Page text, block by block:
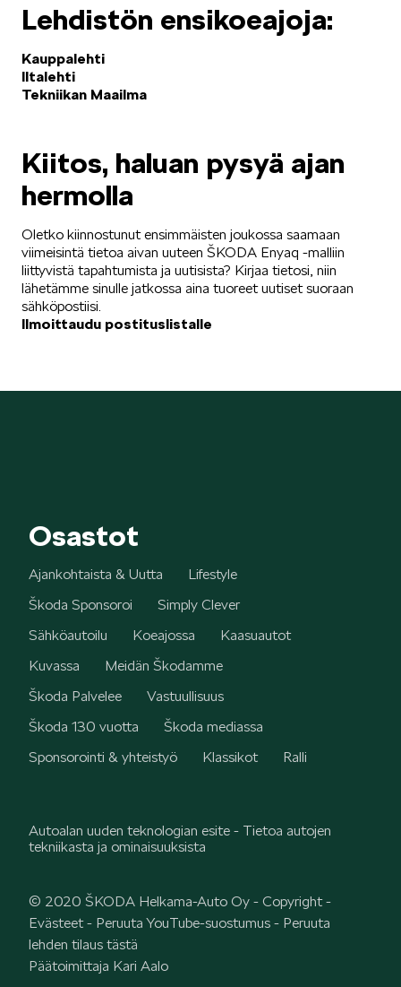
KODIAQ
SUPERB
ENYAQ
Lehdistön ensikoeajoja:
Kauppalehti
Iltalehti
Tekniikan Maailma
Kiitos, haluan pysyä ajan
hermolla
Oletko kiinnostunut ensimmäisten joukossa saamaan
viimeisintä tietoa aivan uuteen ŠKODA Enyaq -malliin
liittyvistä tapahtumista ja uutisista? Kirjaa tietosi, niin
lähetämme sinulle jatkossa aina tuoreet uutiset suoraan
sähköpostiisi.
Ilmoittaudu postituslistalle
Osastot
Ajankohtaista & Uutta
Lifestyle
Škoda Sponsoroi
Simply Clever
Sähköautoilu
Koeajossa
Kaasuautot
Kuvassa
Meidän Škodamme
Škoda Palvelee
Vastuullisuus
Škoda 130 vuotta
Škoda mediassa
Sponsorointi & yhteistyö
Klassikot Ralli
Autoalan uuden teknologian esite - Tietoa autojen
tekniikasta ja ominaisuuksista
© 2020 ŠKODA Helkama-Auto Oy - Copyright-
Evästeet- Peruuta YouTube-suostumus - Peruuta
lehden tilaus tästä
Päätoimittaja Kari Aalo